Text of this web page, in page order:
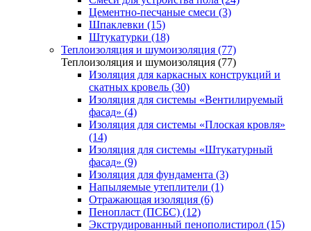
Цементно-песчаные смеси (3)
Шпаклевки (15)
Штукатурки (18)
Теплоизоляция и шумоизоляция (77)
Теплоизоляция и шумоизоляция (77)
Изоляция для каркасных конструкций и
скатных кровель (30)
Изоляция для системы «Вентилируемый
фасад» (4)
Изоляция для системы «Плоская кровля»
(14)
Изоляция для системы «Штукатурный
фасад» (9)
Изоляция для фундамента (3)
Напыляемые утеплители (1)
Отражающая изоляция (6)
Пенопласт (ПСБС) (12)
Экструдированный пенополистирол (15)